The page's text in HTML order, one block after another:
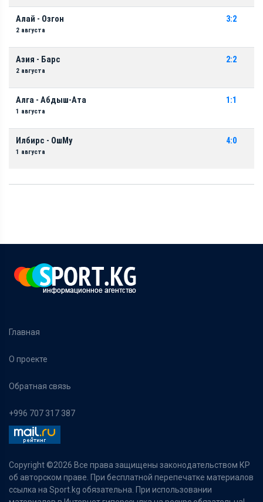
Алай - Озгон
2 августа
3:2
Азия - Барс
2 августа
2:2
Алга - Абдыш-Ата
1 августа
1:1
Илбирс - ОшМу
1 августа
4:0
Главная
О проекте
Обратная связь
+996 707 317 387
Copyright ©2026 Все права защищены законодательством КР
об авторском праве. При бесплатной перепечатке материалов
ссылка на Sport.kg обязательна. При использовании